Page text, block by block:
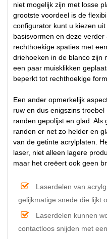
niet mogelijk zijn met losse
grootste voordeel is de
configurator kunt u kiezen
basisvormen en deze
rechthoekige spaties met
driehoeken in de blanco zijn
een paar muisklikken
beperkt tot rechthoekige
Een ander opmerkelijk
ruw en dus enigszins
randen gepolijst en glad. Als
randen er net zo helder en
van de getinte acrylplaten.
laser, niet alleen lagere
maar het creëert ook geen
Laserdelen van
gelijkmatige snede die lijkt
Laserdelen kunnen
contactloos snijden met